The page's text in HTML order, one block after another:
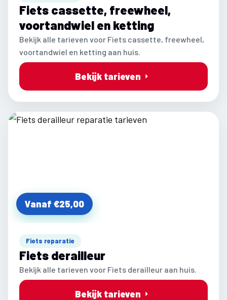
Fiets cassette, freewheel,
voortandwiel en ketting
Bekijk alle tarieven voor Fiets cassette, freewheel,
voortandwiel en ketting aan huis.
Bekijk tarieven
Vanaf €25,00
Fiets reparatie
Fiets derailleur
Bekijk alle tarieven voor Fiets derailleur aan huis.
Bekijk tarieven